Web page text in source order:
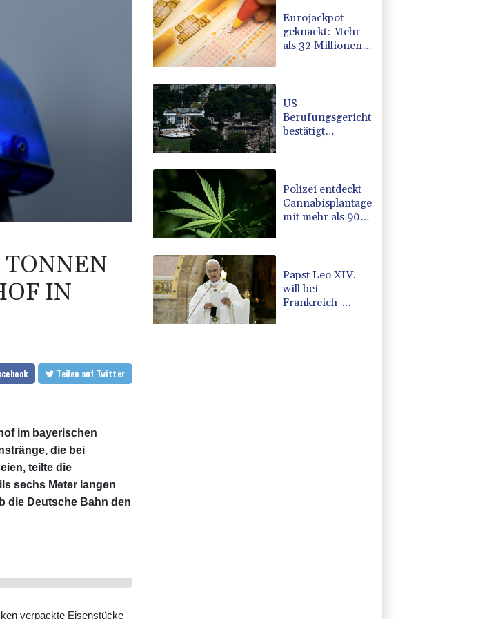
IN
Teilen auf Twitter
im bayerischen
die bei
teilte die
sechs Meter langen
die Deutsche Bahn den
verpackte Eisenstücke
Eurojackpot
geknackt: Mehr
als 32 Millionen
US-
Berufungsgericht
bestätigt
Ballsaal-Plänen
Polizei entdeckt
Cannabisplantage
mit mehr als 900
Papst Leo XIV.
will bei
Frankreich-